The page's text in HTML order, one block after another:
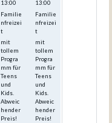
13:00
Familie
nfreizei
t
mit
tollem
Progra
mm für
Teens
und
Kids.
Abweic
hender
Preis!
13:00
Familie
nfreizei
t
mit
tollem
Progra
mm für
Teens
und
Kids.
Abweic
hender
Preis!